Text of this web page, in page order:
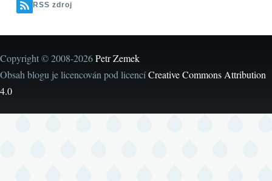
RSS zdroj
Copyright © 2008-2026Petr Zemek
Obsah blogu je licencován pod licencíCreative Commons Attribution
4.0